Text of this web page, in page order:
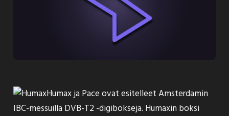
Humax ja Pace ovat esitelleet Amsterdamin
IBC-messuilla DVB-T2 -digibokseja. Humaxin boksi